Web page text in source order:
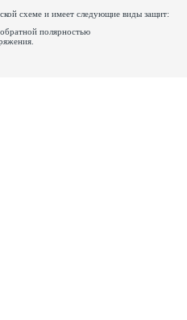
схеме и имеет следующие виды защит:
полярностью